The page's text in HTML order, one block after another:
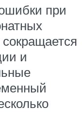
при
и